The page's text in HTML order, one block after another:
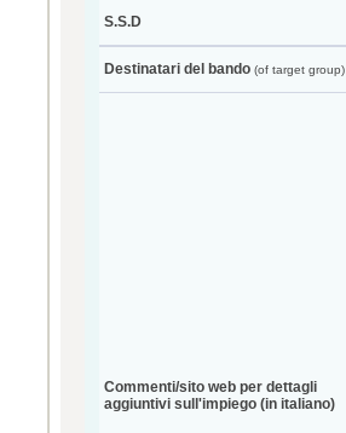
S.S.D
Destinatari del bando (of target group)
Commenti/sito web per dettagli
aggiuntivi sull'impiego (in italiano)